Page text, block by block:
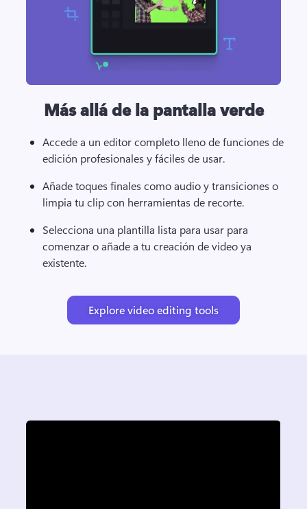
Más allá de la pantalla verde
Accede a un editor completo lleno de funciones de
edición profesionales y fáciles de usar.
Añade toques finales como audio y transiciones o
limpia tu clip con herramientas de recorte.
Selecciona una plantilla lista para usar para
comenzar o añade a tu creación de video ya
existente.
Explore video editing tools